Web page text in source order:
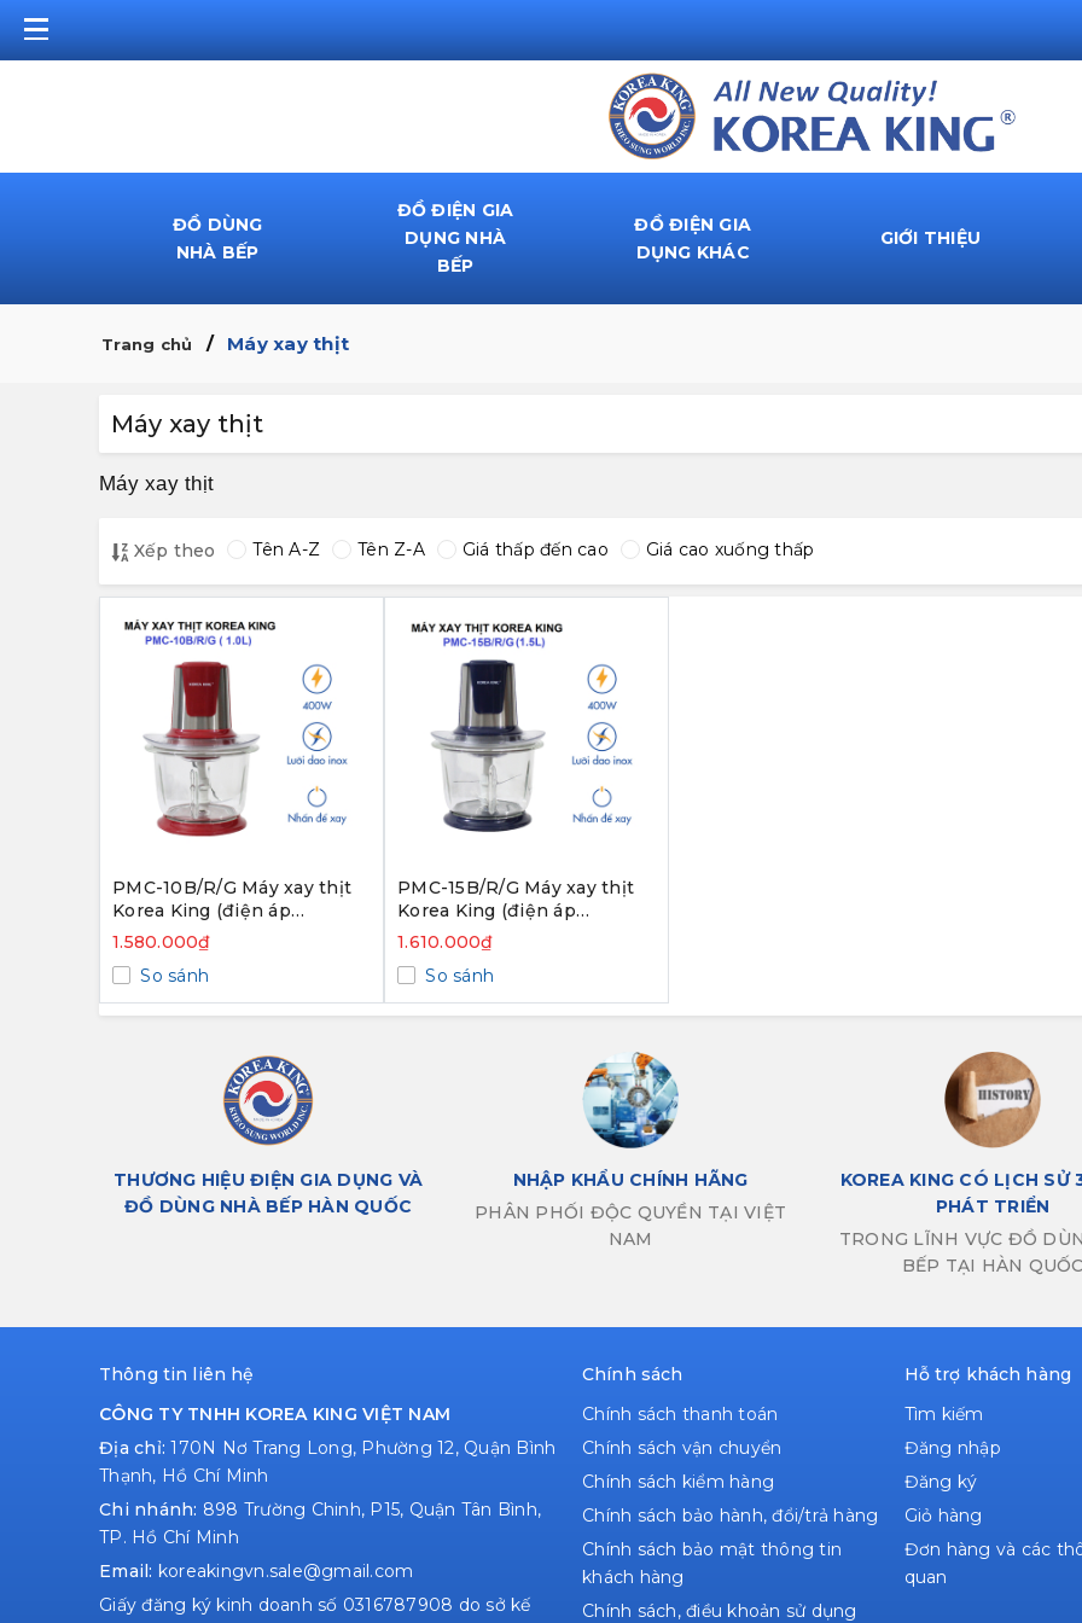
ĐỒ DÙNG
NHÀ BẾP
ĐỒ ĐIỆN GIA
DỤNG NHÀ
BẾP
ĐỒ ĐIỆN GIA
DỤNG KHÁC
GIỚI THIỆU
Trang chủ Máy xay thịt
Máy xay thịt
Máy xay thịt
Xếp theo Tên A-Z Tên Z-A Giá thấp đến cao Giá cao xuống thấp
PMC-10B/R/G Máy xay thịt
Korea King (điện áp
220v/50Hz, công suất
400W, dung tích 1.0L, màu
đỏ)-Hàng chính hãng
1.580.000₫
So sánh
PMC-15B/R/G Máy xay thịt
Korea King (điện áp
220v/50Hz, công suất
400W, dung tích 1.5L, màu
xanh)-Hàng chính hãng
1.610.000₫
So sánh
THƯƠNG HIỆU ĐIỆN GIA DỤNG VÀ
ĐỒ DÙNG NHÀ BẾP HÀN QUỐC
NHẬP KHẨU CHÍNH HÃNG
PHÂN PHỐI ĐỘC QUYỀN TẠI VIỆT
NAM
KOREA KING CÓ LỊCH SỬ
PHÁT TRIỂN
TRONG LĨNH VỰC ĐỒ
BẾP TẠI HÀN
Thông tin liên hệ
CÔNG TY TNHH KOREA KING VIỆT NAM
Địa chỉ:170N Nơ Trang Long, Phường 12, Quận Bình
Thạnh, Hồ Chí Minh
Chi nhánh: 898 Trường Chinh, P15, Quận Tân Bình,
TP. Hồ Chí Minh
Email: koreakingvn.sale@gmail.com
Giấy đăng ký kinh doanh số 0316787908 do sở kế
Chính sách
Chính sách thanh toán
Chính sách vận chuyển
Chính sách kiểm hàng
Chính sách bảo hành, đổi/trả hàng
Chính sách bảo mật thông tin
khách hàng
Chính sách, điều khoản sử dụng
Hỗ trợ khách hàng
Tìm kiếm
Đăng nhập
Đăng ký
Giỏ hàng
Đơn hàng và các
quan